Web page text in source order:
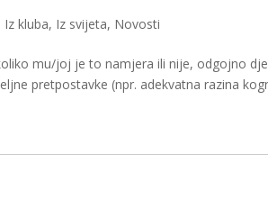
Iz kluba, Iz svijeta, Novosti
mu/joj je to namjera ili nije, odgojno
pretpostavke (npr. adekvatna razina